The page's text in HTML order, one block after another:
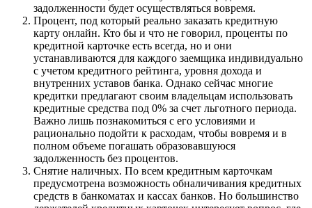
задолженности будет осуществляться вовремя.
Процент, под который реально заказать кредитную
карту онлайн. Кто бы и что не говорил, проценты по
кредитной карточке есть всегда, но и они
устанавливаются для каждого заемщика индивидуально
с учетом кредитного рейтинга, уровня дохода и
внутренних уставов банка. Однако сейчас многие
кредитки предлагают своим владельцам использовать
кредитные средства под 0% за счет льготного периода.
Важно лишь познакомиться с его условиями и
рационально подойти к расходам, чтобы вовремя и в
полном объеме погашать образовавшуюся
задолженность без процентов.
Снятие наличных. По всем кредитным карточкам
предусмотрена возможность обналичивания кредитных
средств в банкоматах и кассах банков. Но большинство